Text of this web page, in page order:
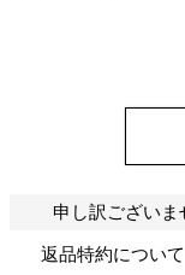
申し訳ございま
返品特約について